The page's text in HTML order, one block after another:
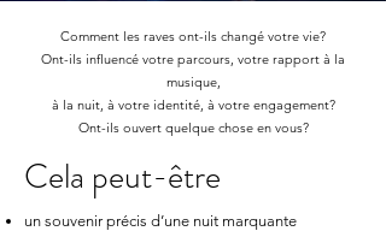
Comment les raves ont-ils changé votre vie?
Ont-ils influencé votre parcours, votre rapport à la
musique,
à la nuit, à votre identité, à votre engagement?
Ont-ils ouvert quelque chose en vous?
Cela peut-être
un souvenir précis d’une nuit marquante